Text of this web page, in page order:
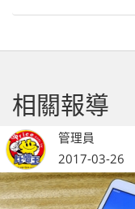
相關報導
管理員
2017-03-26